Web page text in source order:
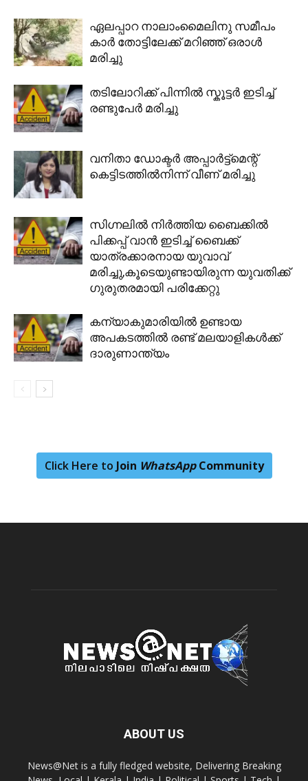
ഏലപ്പാറ നാലാംമൈലിനു സമീപം
കാര്‍ തോട്ടിലേക്ക് മറിഞ്ഞ് ഒരാള്‍
മരിച്ചു
തടിലോറിക്ക് പിന്നിൽ സ്കൂട്ടർ ഇടിച്ച്
രണ്ടുപേർ മരിച്ചു
വനിതാ ഡോക്ടര്‍ അപ്പാര്‍ട്ട്‌മെന്റ്
കെട്ടിടത്തില്‍നിന്ന് വീണ് മരിച്ചു
സിഗ്നലില്‍ നിര്‍ത്തിയ ബൈക്കില്‍
പിക്കപ്പ് വാൻ ഇടിച്ച് ബൈക്ക്
യാത്രക്കാരനായ യുവാവ്
മരിച്ചു,കൂടെയുണ്ടായിരുന്ന യുവതിക്ക്
ഗുരുതരമായി പരിക്കേറ്റു
കന്യാകുമാരിയിൽ ഉണ്ടായ
അപകടത്തിൽ രണ്ട് മലയാളികൾക്ക്
ദാരുണാന്ത്യം
Click Here to Join WhatsAppCommunity
ABOUT US
News@Net is a fully fledged website, Delivering Breaking